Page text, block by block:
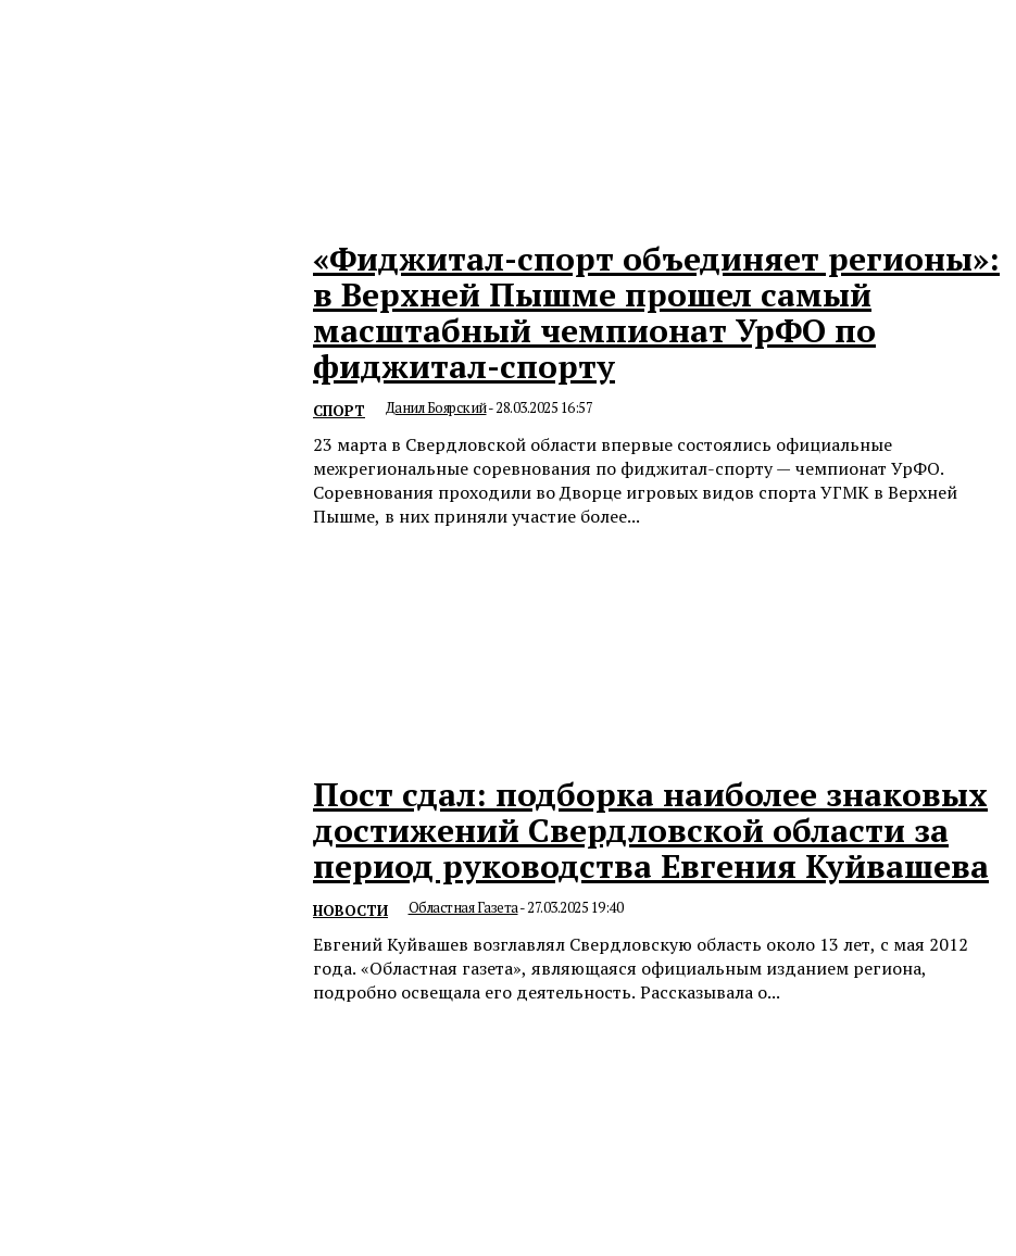
«Фиджитал-спорт объединяет регионы»:
в Верхней Пышме прошел самый
масштабный чемпионат УрФО по
фиджитал-спорту
СПОРТ Данил Боярский-28.03.2025 16:57
23 марта в Свердловской области впервые состоялись официальные
межрегиональные соревнования по фиджитал-спорту — чемпионат УрФО.
Соревнования проходили во Дворце игровых видов спорта УГМК в Верхней
Пышме, в них приняли участие более...
Пост сдал: подборка наиболее знаковых
достижений Свердловской области за
период руководства Евгения Куйвашева
НОВОСТИ Областная Газета-27.03.2025 19:40
Евгений Куйвашев возглавлял Свердловскую область около 13 лет, с мая 2012
года. «Областная газета», являющаяся официальным изданием региона,
подробно освещала его деятельность. Рассказывала о...